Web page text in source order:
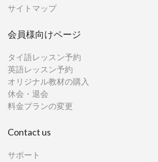
サイトマップ
会員様向けページ
タイ語レッスン予約
英語レッスン予約
オリジナル教材の購入
休会・退会
料金プランの変更
Contact us
サポート